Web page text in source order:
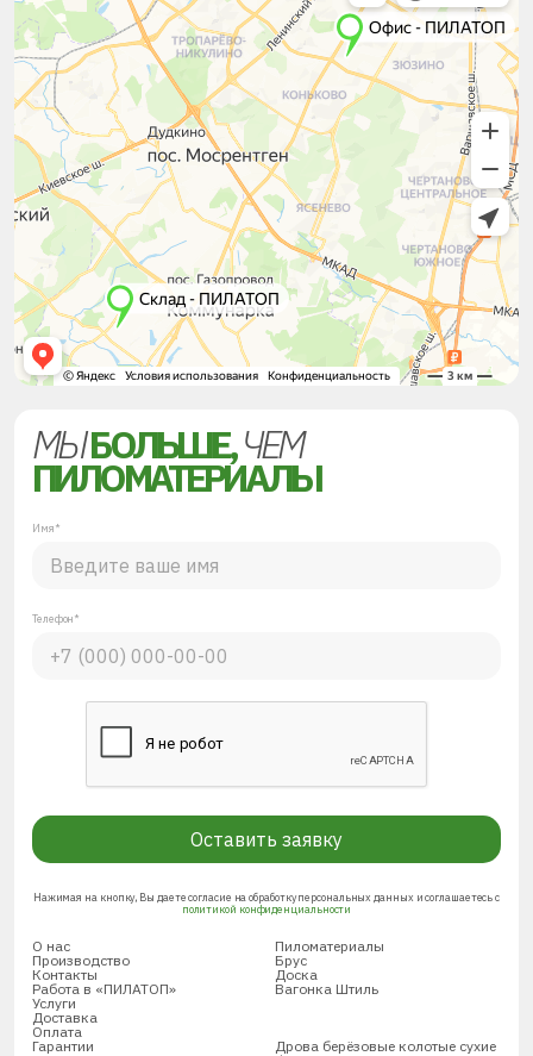
МЫБОЛЬШЕ,ЧЕМ
ПИЛОМАТЕРИАЛЫ
Имя*
Телефон*
Оставить заявку
Нажимая на кнопку, Вы даете согласие на обработку персональных данных и соглашаетесь с
политикой конфиденциальности
О нас
Производство
Контакты
Работа в «ПИЛАТОП»
Услуги
Доставка
Оплата
Гарантии
Пиломатериалы
Брус
Доска
Вагонка Штиль
Дрова берёзовые колотые сухие